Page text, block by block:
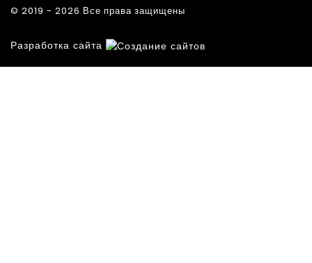
© 2019 - 2026 Все права защищены
Разработка сайта